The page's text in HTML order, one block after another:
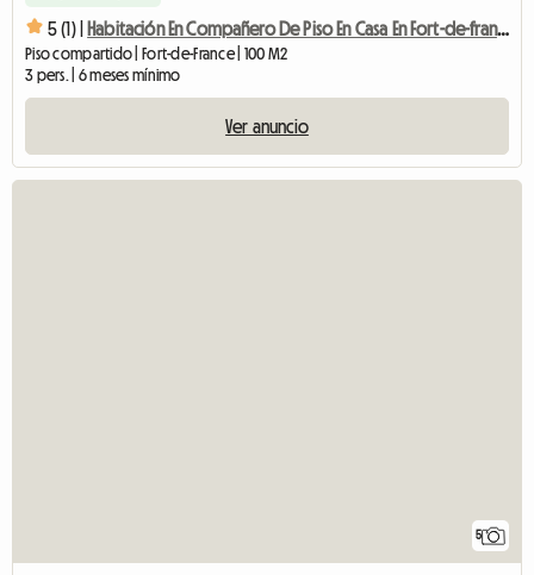
5 (1) | Habitación En Compañero De Piso En Casa En Fort-de-france
Piso compartido | Fort-de-France | 100 M2
3 pers. | 6 meses mínimo
Ver anuncio
5